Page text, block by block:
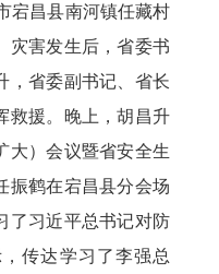
宕昌县南河镇任藏村
灾害发生后，省委书
，省委副书记、省长
救援。晚上，胡昌升
大）会议暨省安全生
振鹤在宕昌县分会场
了习近平总书记对防
传达学习了李强总